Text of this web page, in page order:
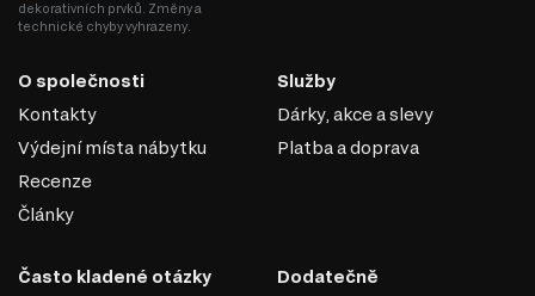
dekorativních prvků. Změny a
technické chyby vyhrazeny.
O společnosti
Kontakty
Výdejní místa nábytku
Recenze
Články
Služby
Dárky, akce a slevy
Platba a doprava
Často kladené otázky Dodatečně